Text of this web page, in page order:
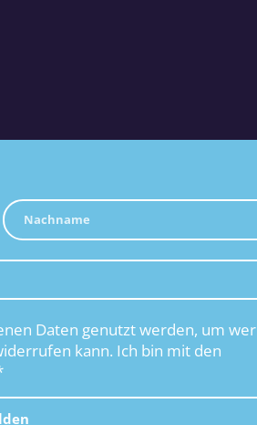
Daten genutzt werden, um
kann. Ich bin mit den